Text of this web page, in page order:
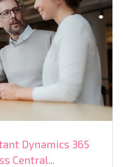
Dynamics 365
Central...